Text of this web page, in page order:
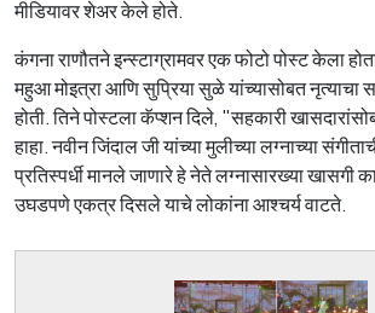
मीडियावर शेअर केले होते.
कंगना राणौतने इन्स्टाग्रामवर एक फोटो पोस्ट केला
महुआ मोइत्रा आणि सुप्रिया सुळे यांच्यासोबत नृत्याचा
होती. तिने पोस्टला कॅप्शन दिले, "सहकारी
हाहा. नवीन जिंदाल जी यांच्या मुलीच्या लग्नाच्या
प्रतिस्पर्धी मानले जाणारे हे नेते लग्नासारख्या खासगी
उघडपणे एकत्र दिसले याचे लोकांना आश्चर्य वाटते.